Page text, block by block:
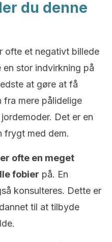
du denne
ofte et negativt billede
stor indvirkning på
at gøre at få
fra mere pålidelige
Det er en
frygt med dem.
ofte en meget
fobier på. En
konsulteres. Dette er
til at tilbyde